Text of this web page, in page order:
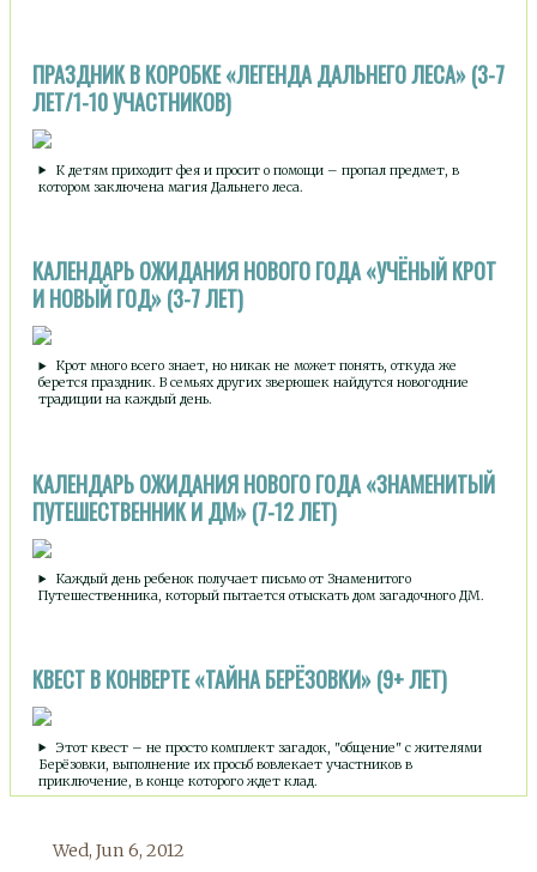
ПРАЗДНИК В КОРОБКЕ «ЛЕГЕНДА ДАЛЬНЕГО ЛЕСА» (3-7
ЛЕТ/1-10 УЧАСТНИКОВ)
К детям приходит фея и просит о помощи – пропал предмет, в
котором заключена магия Дальнего леса.
КАЛЕНДАРЬ ОЖИДАНИЯ НОВОГО ГОДА «УЧЁНЫЙ КРОТ
И НОВЫЙ ГОД» (3-7 ЛЕТ)
Крот много всего знает, но никак не может понять, откуда же
берется праздник. В семьях других зверюшек найдутся новогодние
традиции на каждый день.
КАЛЕНДАРЬ ОЖИДАНИЯ НОВОГО ГОДА «ЗНАМЕНИТЫЙ
ПУТЕШЕСТВЕННИК И ДМ» (7-12 ЛЕТ)
Каждый день ребенок получает письмо от Знаменитого
Путешественника, который пытается отыскать дом загадочного ДМ.
КВЕСТ В КОНВЕРТЕ «ТАЙНА БЕРЁЗОВКИ» (9+ ЛЕТ)
Этот квест – не просто комплект загадок, "общение" с жителями
Берёзовки, выполнение их просьб вовлекает участников в
приключение, в конце которого ждет клад.
Wed, Jun 6, 2012